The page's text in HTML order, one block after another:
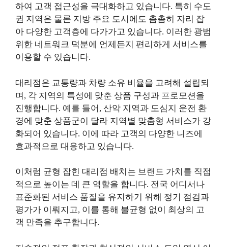
하여 고객 접근성을 극대화하고 있습니다. 특히 수도
권 지역은 물론 지방 주요 도시에도 촘촘히 자리 잡
아 다양한 고객층에 다가가고 있습니다. 이러한 광범
위한 네트워크 덕분에 언제든지 편리하게 서비스를
이용할 수 있습니다.
대리점은 교통량과 차량 소유 비율을 고려해 설립되
며, 각 지역의 특성에 맞춘 상품 구성과 프로모션을
진행합니다. 예를 들어, 산악 지역과 도심지 운전 환
경에 맞춘 상품군이 달라 지역별 맞춤형 서비스가 강
화되어 있습니다. 이에 따라 고객의 다양한 니즈에
효과적으로 대응하고 있습니다.
이처럼 균형 잡힌 대리점 배치는 브랜드 가치를 직접
적으로 높이는 데 큰 역할을 합니다. 전국 어디서나
표준화된 서비스 품질을 유지하기 위해 정기 점검과
평가가 이뤄지고, 이를 통해 불균형 없이 최상의 고
객 만족을 추구합니다.